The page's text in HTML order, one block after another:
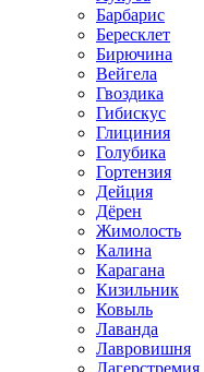
Барбарис
Бересклет
Бирючина
Вейгела
Гвоздика
Гибискус
Глициния
Голубика
Гортензия
Дейция
Дёрен
Жимолость
Калина
Карагана
Кизильник
Ковыль
Лаванда
Лавровишня